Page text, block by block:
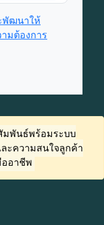
พัฒนาให้
มต้องการ
มพันธ์พร้อมระบบ
ะความสนใจลูกค้า
ออาชีพ